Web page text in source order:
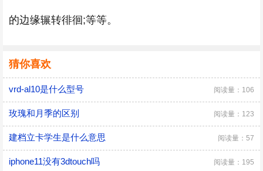
的边缘辗转徘徊;等等。
猜你喜欢
vrd-al10是什么型号 阅读量：106
玫瑰和月季的区别 阅读量：123
建档立卡学生是什么意思 阅读量：57
iphone11没有3dtouch吗 阅读量：195